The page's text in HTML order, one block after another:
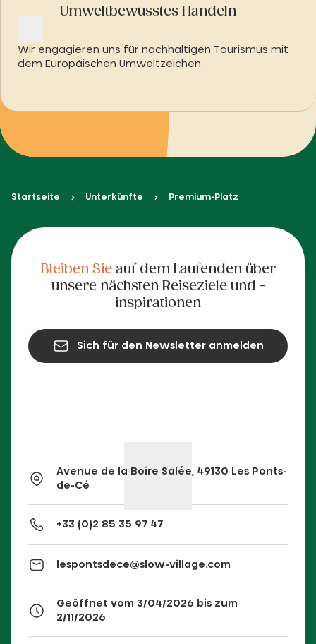
Umweltbewusstes Handeln
Wir engagieren uns für nachhaltigen Tourismus mit
dem Europäischen Umweltzeichen
Startseite Unterkünfte Premium-Platz
Avenue de la Boire Salée, 49130 Les Ponts-
de-Cé
+33 (0)2 85 35 97 47
lespontsdece@slow-village.com
Geöffnet vom 3/04/2026 bis zum
2/11/2026
Bleiben Sieauf dem Laufenden über
unsere nächsten Reiseziele und -
inspirationen
Sich für den Newsletter anmelden